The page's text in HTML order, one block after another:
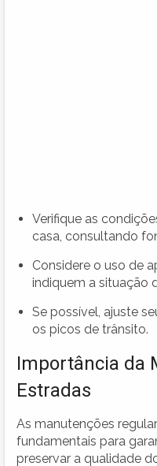
Verifique as
casa, consultando
Considere o uso de
indiquem a situação
Se possível, ajuste
os picos de trânsito.
Importância da
Estradas
As manutenções
fundamentais para
preservar a qualidade